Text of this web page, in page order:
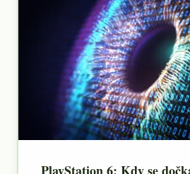
PlayStation 6: Kdy se